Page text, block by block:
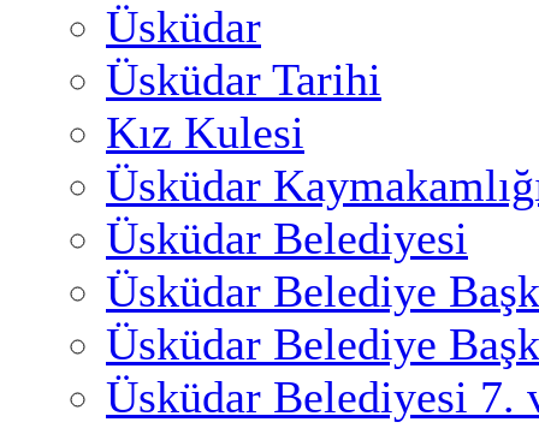
Üsküdar
Üsküdar Tarihi
Kız Kulesi
Üsküdar
Üsküdar Belediyesi
Üsküdar Belediye
Üsküdar Belediye
Üsküdar Belediyesi 7.